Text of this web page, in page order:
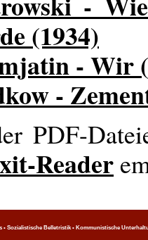
(1934)
- Wir
-
PDF-
Reader
• Sozialistische Belletristik • Kommunistische